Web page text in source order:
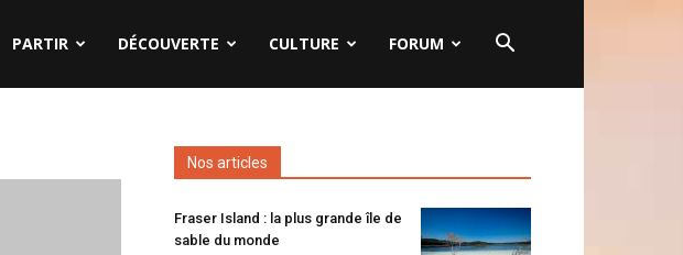
PARTIR DÉCOUVERTE CULTURE FORUM
Nos articles
Fraser Island : la plus grande île de
sable du monde